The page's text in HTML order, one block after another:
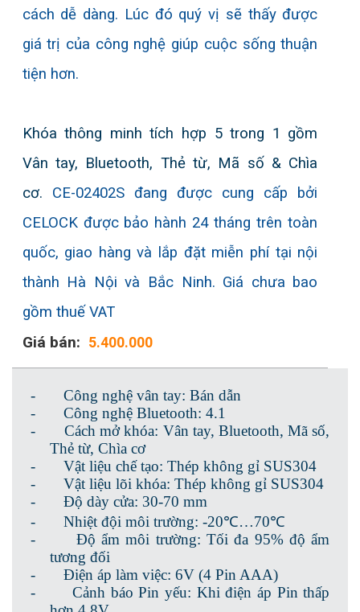
cách dễ dàng. Lúc đó quý vị sẽ thấy được
giá trị của công nghệ giúp cuộc sống thuận
tiện hơn.
Khóa thông minh tích hợp 5 trong 1 gồm
Vân tay, Bluetooth, Thẻ từ, Mã số & Chìa
cơ. CE-02402Sđang được cung cấp bởi
CELOCK được bảo hành 24 tháng trên toàn
quốc, giao hàng và lắp đặt miễn phí tại nội
thành Hà Nội và Bắc Ninh. Giá chưa bao
gồm thuế VAT
Giá bán: 5.400.000
-
Công nghệ vân tay: Bán dẫn
-
Công nghệ Bluetooth: 4.1
-
Cách mở khóa: Vân tay, Bluetooth, Mã số,
Thẻ từ, Chìa cơ
-
Vật liệu chế tạo: Thép không gỉ SUS304
-
Vật liệu lõi khóa: Thép không gỉ SUS304
-
Độ dày cửa: 30-70 mm
-
Nhiệt đội môi trường: -20℃…70℃
-
Độ ẩm môi trường: Tối đa 95% độ ẩm
tương đối
-
Điện áp làm việc: 6V (4 Pin AAA)
-
Cảnh báo Pin yếu: Khi điện áp Pin thấp